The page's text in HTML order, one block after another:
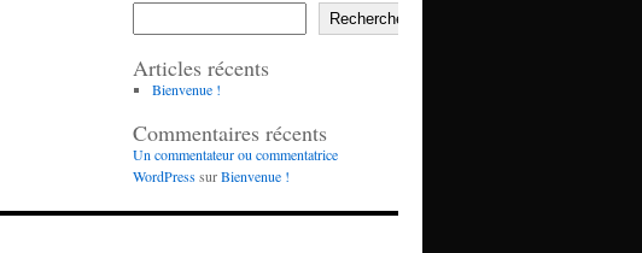
Rechercher
Articles récents
Bienvenue !
Commentaires récents
Un commentateur ou commentatrice
WordPresssurBienvenue !